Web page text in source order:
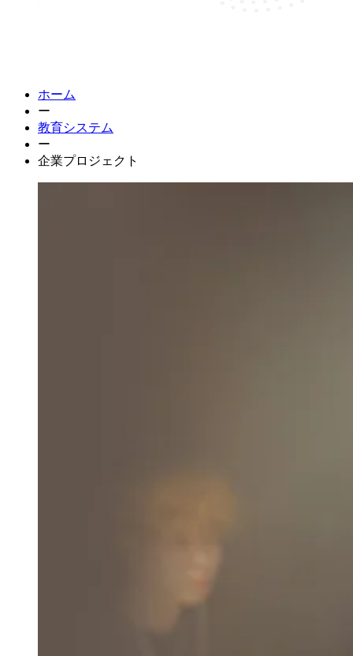
ホーム
ー
教育システム
ー
企業プロジェクト